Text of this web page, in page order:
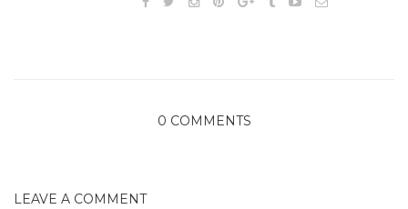
0 COMMENTS
LEAVE A COMMENT